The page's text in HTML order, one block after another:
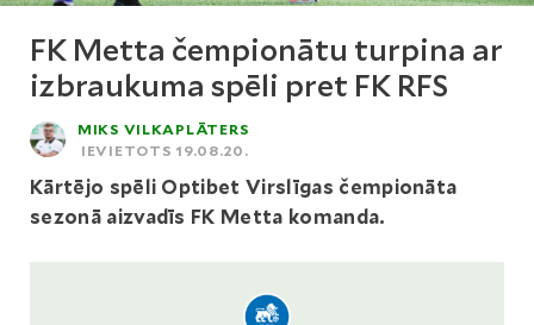
FK Metta čempionātu turpina ar
izbraukuma spēli pret FK RFS
MIKS VILKAPLĀTERS
IEVIETOTS 19.08.20.
Kārtējo spēli Optibet Virslīgas čempionāta
sezonā aizvadīs FK Metta komanda.